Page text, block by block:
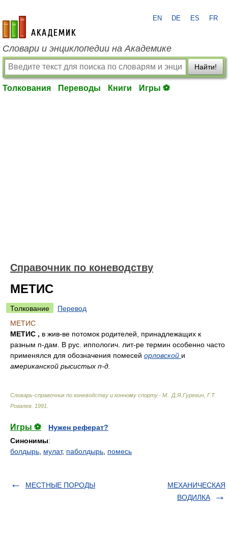
academic.ru
EN DE ES FR
Словари и энциклопедии на Академике
Найти!
Толкования Переводы Книги Игры ⚽
Справочник по коневодству
МЕТИС
Толкование
Перевод
МЕТИС
МЕТИС , в жив-ве потомок родителей, принадлежащих к
разным п-дам. В рус. иппологич. лит-ре термин особенно часто
применялся для обозначения помесей орловской и
американской рысистых п-д.
Словарь-справочник по коневодству и конному спорту.- М.
Д.Я.Гуревич, Г.Т.
Рогалев 1991
Игры ⚽
Нужен реферат?
Синонимы:
болдырь мулат, паболдырь помесь
МЕСТНЫЕ ПОРОДЫ
МЕХАНИЧЕСКАЯ
ВОДИЛКА